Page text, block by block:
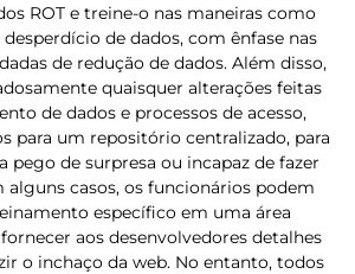
ROT e treine-o nas maneiras como
de dados, com ênfase nas
de redução de dados. Além disso,
quaisquer alterações feitas
de dados e processos de acesso,
para um repositório centralizado, para
pego de surpresa ou incapaz de fazer
alguns casos, os funcionários podem
específico em uma área
aos desenvolvedores detalhes
o inchaço da web. No entanto, todos